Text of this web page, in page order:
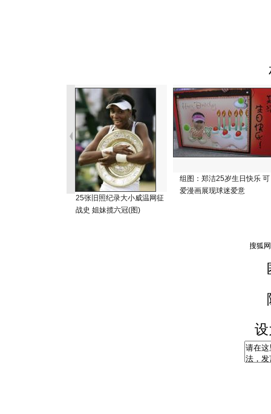
25张旧照纪录大小威温网征
战史 姐妹揽六冠(图)
组图：郑洁25岁生日快乐 可
爱漫画展现球迷爱意